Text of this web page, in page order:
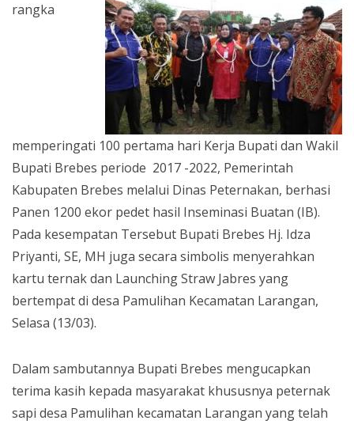
rangka
memperingati 100 pertama hari Kerja Bupati dan Wakil
Bupati Brebes periode 2017 -2022, Pemerintah
Kabupaten Brebes melalui Dinas Peternakan, berhasi
Panen 1200 ekor pedet hasil Inseminasi Buatan (IB).
Pada kesempatan Tersebut Bupati Brebes Hj. Idza
Priyanti, SE, MH juga secara simbolis menyerahkan
kartu ternak dan Launching Straw Jabres yang
bertempat di desa Pamulihan Kecamatan Larangan,
Selasa (13/03).
Dalam sambutannya Bupati Brebes mengucapkan
terima kasih kepada masyarakat khususnya peternak
sapi desa Pamulihan kecamatan Larangan yang telah